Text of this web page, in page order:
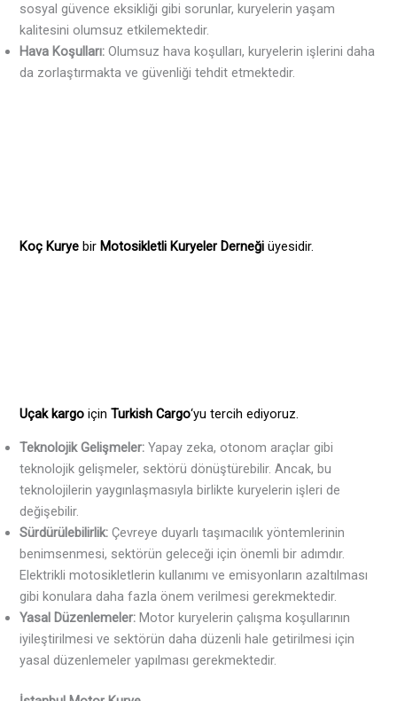
sosyal güvence eksikliği gibi sorunlar, kuryelerin yaşam
kalitesini olumsuz etkilemektedir.
Hava Koşulları: Olumsuz hava koşulları, kuryelerin işlerini daha
da zorlaştırmakta ve güvenliği tehdit etmektedir.
Koç Kurye birMotosikletli Kuryeler Derneği üyesidir.
Uçak kargo içinTurkish Cargo‘yu tercih ediyoruz.
Teknolojik Gelişmeler: Yapay zeka, otonom araçlar gibi
teknolojik gelişmeler, sektörü dönüştürebilir. Ancak, bu
teknolojilerin yaygınlaşmasıyla birlikte kuryelerin işleri de
değişebilir.
Sürdürülebilirlik: Çevreye duyarlı taşımacılık yöntemlerinin
benimsenmesi, sektörün geleceği için önemli bir adımdır.
Elektrikli motosikletlerin kullanımı ve emisyonların azaltılması
gibi konulara daha fazla önem verilmesi gerekmektedir.
Yasal Düzenlemeler: Motor kuryelerin çalışma koşullarının
iyileştirilmesi ve sektörün daha düzenli hale getirilmesi için
yasal düzenlemeler yapılması gerekmektedir.